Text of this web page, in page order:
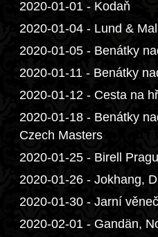
2020-01-01 - Kodaň
2020-01-04 - Lund &
2020-01-05 - Benátky
2020-01-11 - Benátky
2020-01-12 - Cesta na
2020-01-18 - Benátky
Czech Masters
2020-01-25 - Birell
2020-01-26 - Jokhang,
2020-01-30 - Jarní
2020-02-01 - Gandän,